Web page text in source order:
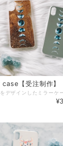
【受注制作】